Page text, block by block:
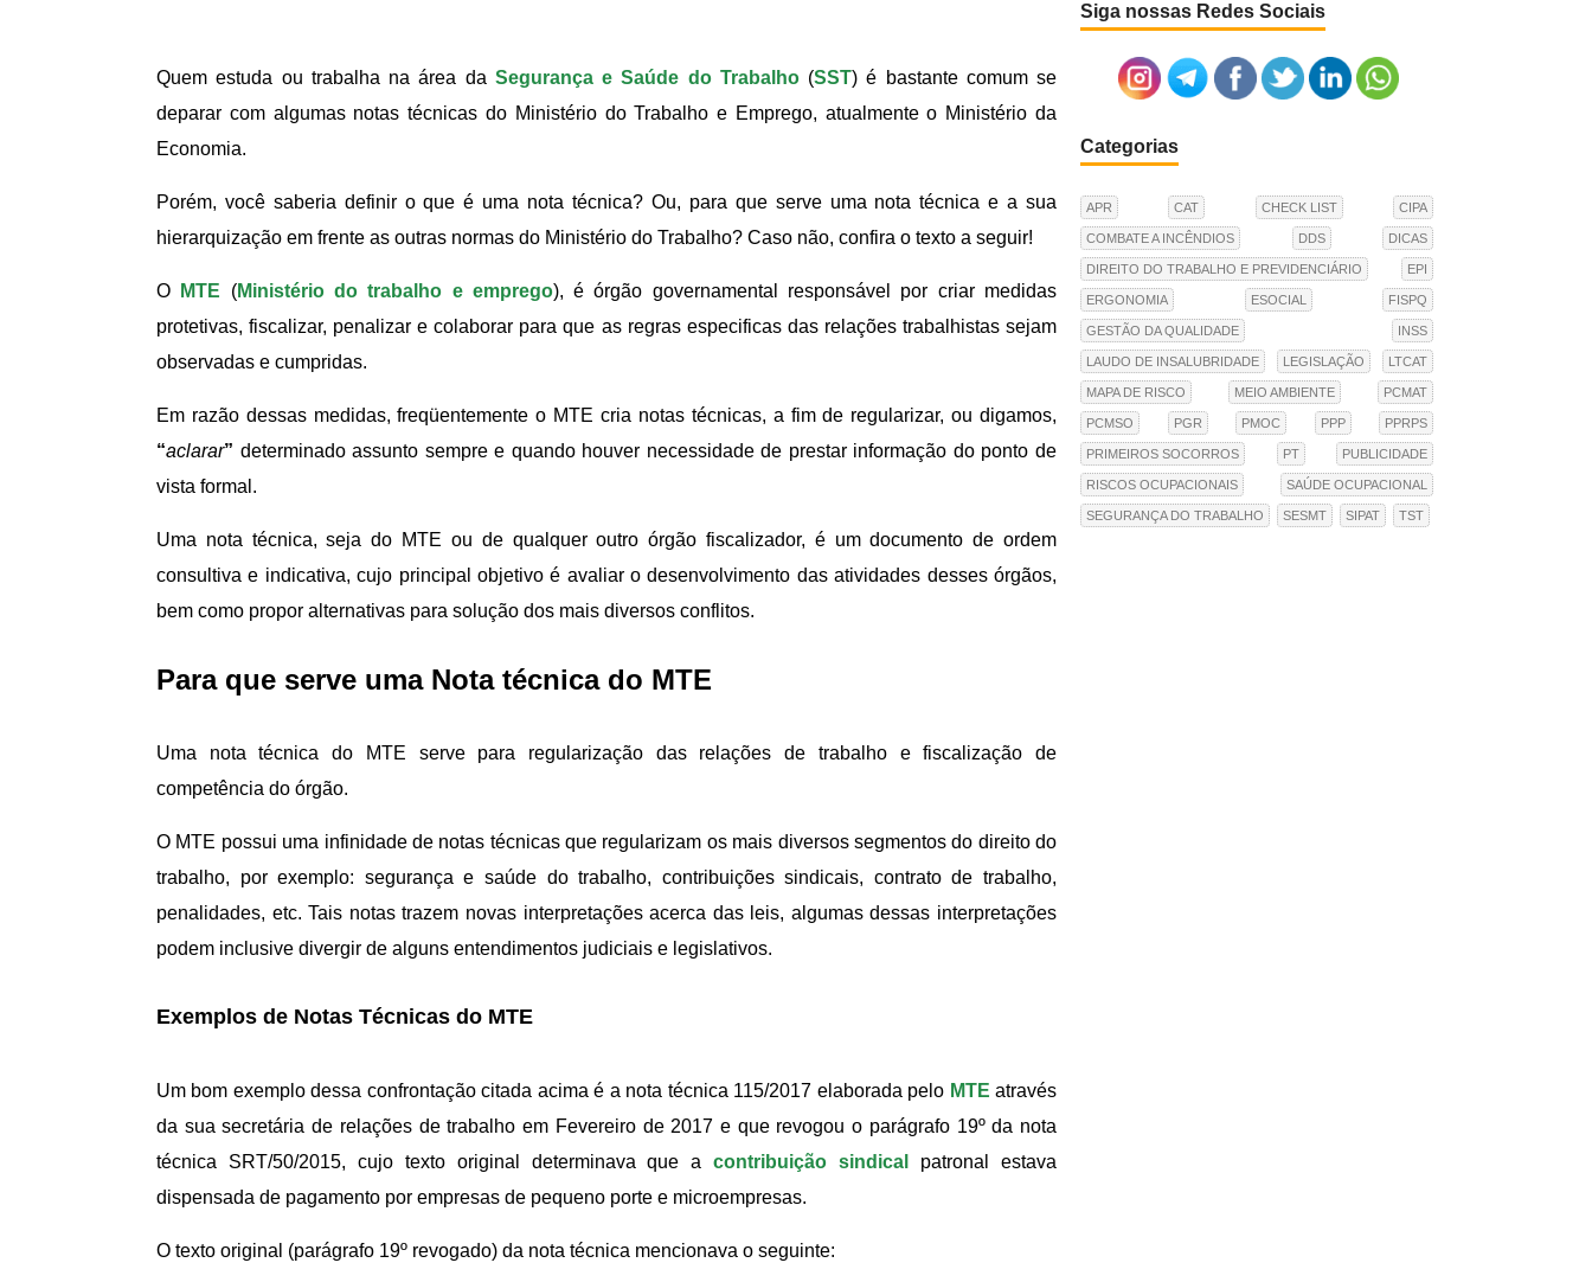
Quem estuda ou trabalha na área da Segurança e Saúde do Trabalho(SST) é bastante comum se
deparar com algumas notas técnicas do Ministério do Trabalho e Emprego, atualmente o Ministério da
Economia.
Porém, você saberia definir o que é uma nota técnica? Ou, para que serve uma nota técnica e a sua
hierarquização em frente as outras normas do Ministério do Trabalho? Caso não, confira o texto a seguir!
O MTE (Ministério do trabalho e emprego), é órgão governamental responsável por criar medidas
protetivas, fiscalizar, penalizar e colaborar para que as regras especificas das relações trabalhistas sejam
observadas e cumpridas.
Em razão dessas medidas, freqüentemente o MTE cria notas técnicas, a fim de regularizar, ou digamos,
“aclarar” determinado assunto sempre e quando houver necessidade de prestar informação do ponto de
vista formal.
Uma nota técnica, seja do MTE ou de qualquer outro órgão fiscalizador, é um documento de ordem
consultiva e indicativa, cujo principal objetivo é avaliar o desenvolvimento das atividades desses órgãos,
bem como propor alternativas para solução dos mais diversos conflitos.
Para que serve uma Nota técnica do MTE
Uma nota técnica do MTE serve para regularização das relações de trabalho e fiscalização de
competência do órgão.
O MTE possui uma infinidade de notas técnicas que regularizam os mais diversos segmentos do direito do
trabalho, por exemplo: segurança e saúde do trabalho, contribuições sindicais, contrato de trabalho,
penalidades, etc. Tais notas trazem novas interpretações acerca das leis, algumas dessas interpretações
podem inclusive divergir de alguns entendimentos judiciais e legislativos.
Exemplos de Notas Técnicas do MTE
Um bom exemplo dessa confrontação citada acima é a nota técnica 115/2017 elaborada pelo MTE através
da sua secretária de relações de trabalho em Fevereiro de 2017 e que revogou o parágrafo 19º da nota
técnica SRT/50/2015, cujo texto original determinava que acontribuição sindical
patronal estava
dispensada de pagamento por empresas de pequeno porte e microempresas.
O texto original (parágrafo 19º revogado) da nota técnica mencionava o seguinte:
Siga nossas Redes Sociais
Categorias
APR CAT CHECK LIST CIPA
COMBATE A INCÊNDIOS DDS DICAS
DIREITO DO TRABALHO E PREVIDENCIÁRIO EPI
ERGONOMIA ESOCIAL FISPQ
GESTÃO DA QUALIDADE INSS
LAUDO DE INSALUBRIDADE LEGISLAÇÃO LTCAT
MAPA DE RISCO MEIO AMBIENTE PCMAT
PCMSO PGR PMOC PPP PPRPS
PRIMEIROS SOCORROS PT PUBLICIDADE
RISCOS OCUPACIONAIS SAÚDE OCUPACIONAL
SEGURANÇA DO TRABALHO SESMT SIPAT TST